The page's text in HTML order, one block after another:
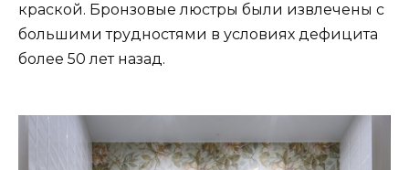
краской. Бронзовые люстры были извлечены с
большими трудностями в условиях дефицита
более 50 лет назад.